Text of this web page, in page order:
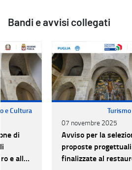
Bandi e avvisi collegati
e Cultura
di
e alla
07 novembre 2025
Avviso per la
proposte progettuali
finalizzate al